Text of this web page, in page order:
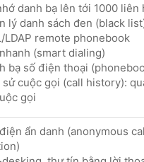
danh bạ lên tới 1000 liên
lý danh sách đen (black
LDAP remote phonebook
(smart dialing)
bạ số điện thoại
sử cuộc gọi (call history):
gọi
ẩn danh (anonymous